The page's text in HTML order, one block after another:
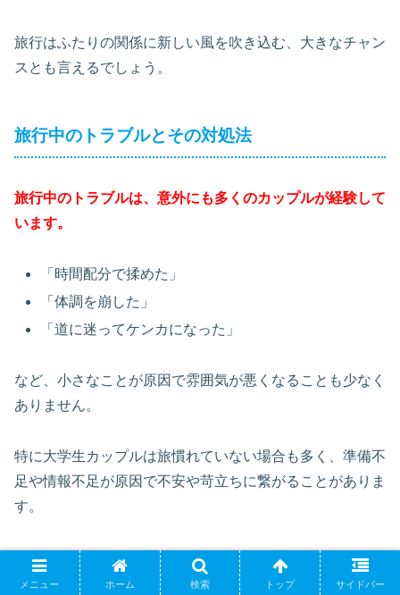
旅行はふたりの関係に新しい風を吹き込む、大きなチャン
スとも言えるでしょう。
旅行中のトラブルとその対処法
旅行中のトラブルは、意外にも多くのカップルが経験して
います。
「時間配分で揉めた」
「体調を崩した」
「道に迷ってケンカになった」
など、小さなことが原因で雰囲気が悪くなることも少なく
ありません。
特に大学生カップルは旅慣れていない場合も多く、準備不
足や情報不足が原因で不安や苛立ちに繋がることがありま
す。
以下に、よくあるトラブルとその対処法をまとめました。
メニュー ホーム 検索 トップ サイドバー